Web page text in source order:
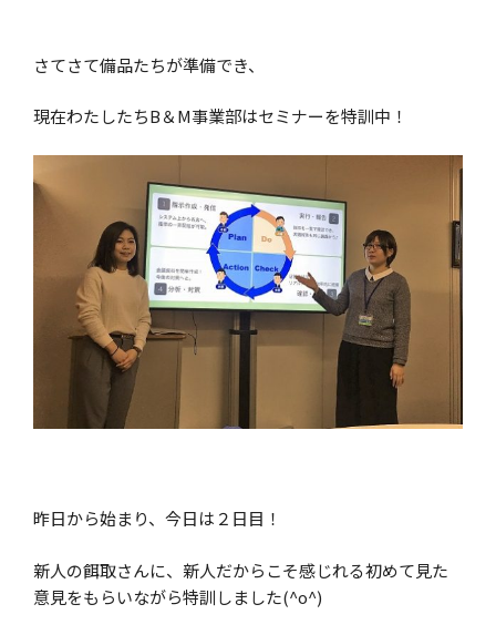
さてさて備品たちが準備でき、
現在わたしたちB＆M事業部はセミナーを特訓中！
昨日から始まり、今日は２日目！
新人の餌取さんに、新人だからこそ感じれる初めて見た
意見をもらいながら特訓しました(^o^)